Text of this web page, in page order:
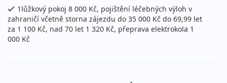
1lůžkový pokoj 8 000 Kč, pojištění léčebných výloh v
zahraničí včetně storna zájezdu do 35 000 Kč do 69,99 let
za 1 100 Kč, nad 70 let 1 320 Kč, přeprava elektrokola 1
000 Kč